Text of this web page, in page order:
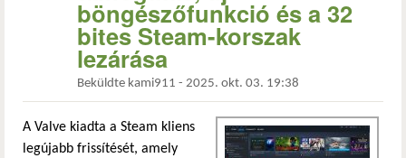
böngészőfunkció és a 32
bites Steam-korszak
lezárása
Beküldte kami911 - 2025. okt. 03. 19:38
A Valve kiadta a Steam kliens
legújabb frissítését, amely